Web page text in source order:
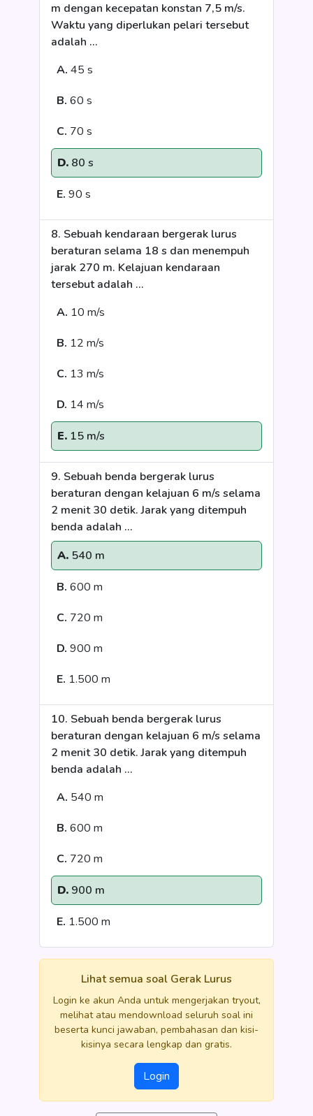
m dengan kecepatan konstan 7,5 m/s.
Waktu yang diperlukan pelari tersebut
adalah …
A. 45 s
B. 60 s
C. 70 s
D. 80 s
E. 90 s
8. Sebuah kendaraan bergerak lurus
beraturan selama 18 s dan menempuh
jarak 270 m. Kelajuan kendaraan
tersebut adalah …
A. 10 m/s
B. 12 m/s
C. 13 m/s
D. 14 m/s
E. 15 m/s
9. Sebuah benda bergerak lurus
beraturan dengan kelajuan 6 m/s selama
2 menit 30 detik. Jarak yang ditempuh
benda adalah …
A. 540 m
B. 600 m
C. 720 m
D. 900 m
E. 1.500 m
10. Sebuah benda bergerak lurus
beraturan dengan kelajuan 6 m/s selama
2 menit 30 detik. Jarak yang ditempuh
benda adalah …
A. 540 m
B. 600 m
C. 720 m
D. 900 m
E. 1.500 m
Lihat semua soal Gerak Lurus
Login ke akun Anda untuk mengerjakan tryout,
melihat atau mendownload seluruh soal ini
beserta kunci jawaban, pembahasan dan kisi-
kisinya secara lengkap dan gratis.
Login